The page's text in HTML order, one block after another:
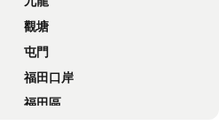
觀塘
屯門
福田口岸
福田區